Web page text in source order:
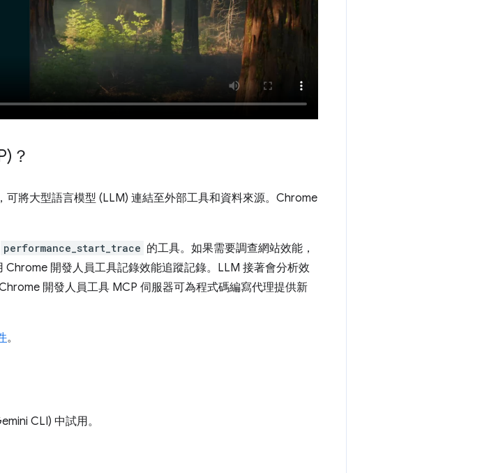
？
可將大型語言模型 (LLM) 連結至外部工具和資料來源。Chrome
performance_start_trace 的工具。如果需要調查網站效能，
開發人員工具記錄效能追蹤記錄。LLM 接著會分析效
開發人員工具 MCP 伺服器可為程式碼編寫代理提供新
。
CLI) 中試用。